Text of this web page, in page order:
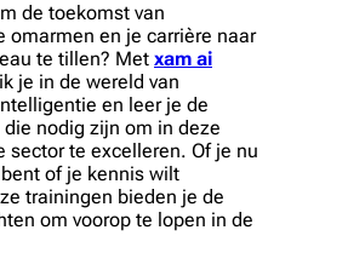
de toekomst van
omarmen en je carrière naar
te tillen? Met xam ai
je in de wereld van
en leer je de
nodig zijn om in deze
sector te excelleren. Of je nu
of je kennis wilt
trainingen bieden je de
om voorop te lopen in de